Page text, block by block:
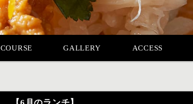
COURSE GALLERY ACCESS